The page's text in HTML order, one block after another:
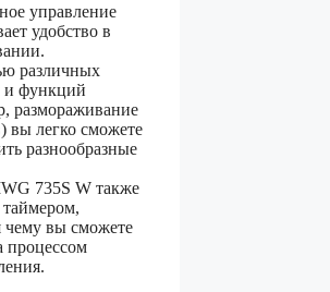
управление
удобство в
различных
и функций
размораживание
вы легко сможете
разнообразные
735S W также
чему вы сможете
процессом